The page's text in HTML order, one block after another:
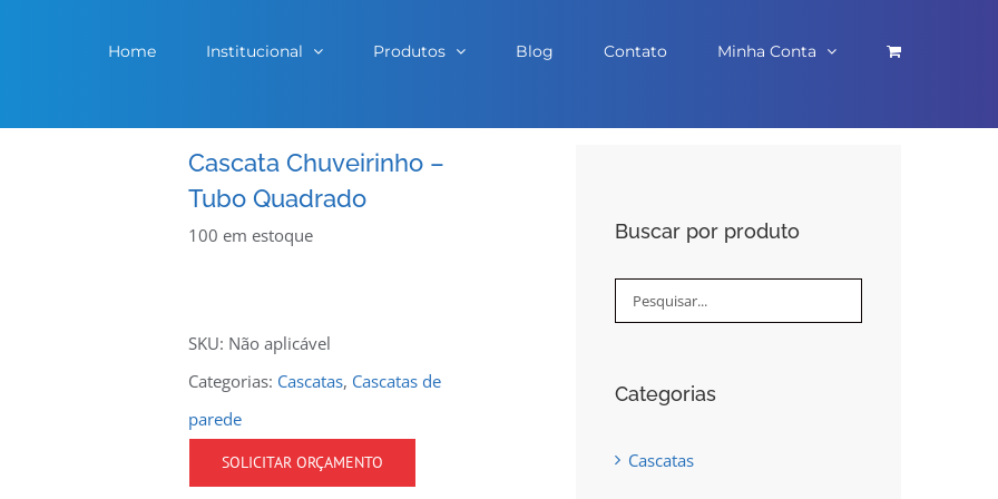
Home Institucional Produtos Blog Contato Minha Conta
Cascata Chuveirinho –
Tubo Quadrado
100 em estoque
SKU: Não aplicável
Categorias: Cascatas, Cascatas de
parede
SOLICITAR ORÇAMENTO
Buscar por produto
Categorias
Cascatas